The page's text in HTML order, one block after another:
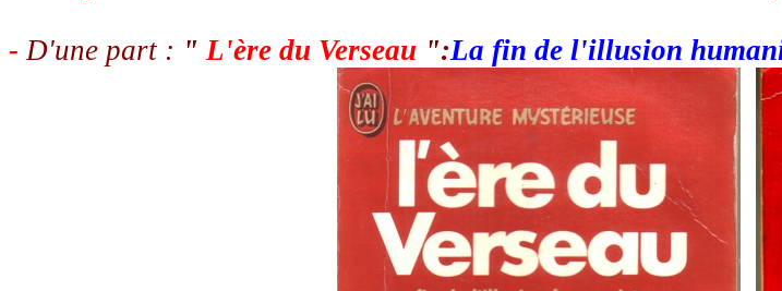
- D'une part : " L'ère du Verseau ":La fin de l'illusion